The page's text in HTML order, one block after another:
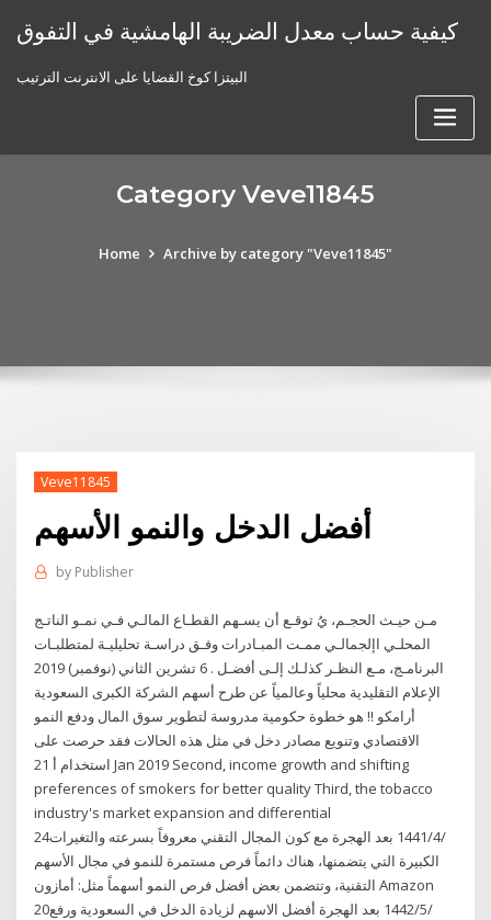
كيفية حساب معدل الضريبة الهامشية في التفوق
البيتزا كوخ القضايا على الانترنت الترتيب
Category Veve11845
Home Archive by category "Veve11845"
Veve11845
أفضل الدخل والنمو الأسهم
by Publisher
مـن حيـث الحجـم، يُ توقـع أن يسـهم القطـاع المالـي فـي نمـو الناتـج
المحلـي اإلجمالـي ممـت المبـادرات وفـق دراسـة تحليليـة لمتطلبـات
البرنامـج، مـع النظـر كذلـك إلـى أفضـل . 6 تشرين الثاني (نوفمبر) 2019
الإعلام التقليدية محلياً وعالمياً عن طرح أسهم الشركة الكبرى السعودية
أرامكو !! هو خطوة حكومية مدروسة لتطوير سوق المال ودفع النمو
الاقتصادي وتنويع مصادر دخل في مثل هذه الحالات فقد حرصت على
استخدام أ 21 Jan 2019 Second, income growth and shifting
preferences of smokers for better quality Third, the tobacco
industry's market expansion and differential
24‏‏/4‏‏/1441 بعد الهجرة مع كون المجال التقني معروفاً بسرعته والتغيرات
الكبيرة التي يتضمنها، هناك دائماً فرص مستمرة للنمو في مجال الأسهم
التقنية، وتتضمن بعض أفضل فرص النمو أسهماً مثل: أمازون Amazon
20‏‏/5‏‏/1442 بعد الهجرة أفضل الاسهم لزيادة الدخل في السعودية ورفع